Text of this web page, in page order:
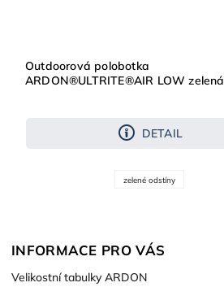
Outdoorová polobotka
ARDON®ULTRITE®AIR LOW zelená
DETAIL
zelené odstíny
INFORMACE PRO VÁS
Velikostní tabulky ARDON